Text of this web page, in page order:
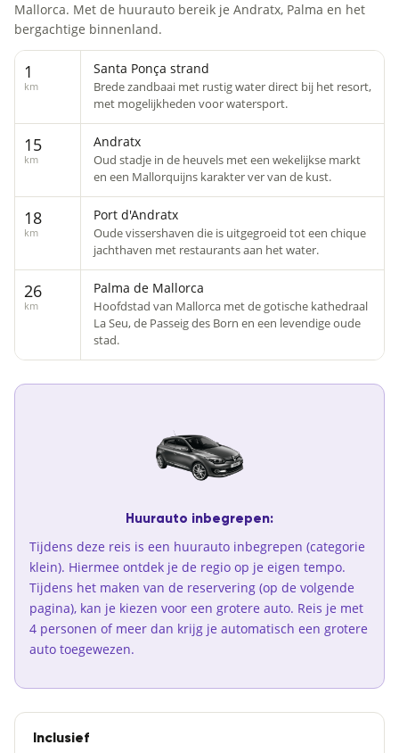
Mallorca. Met de huurauto bereik je Andratx, Palma en het
bergachtige binnenland.
1
km
Santa Ponça strand
Brede zandbaai met rustig water direct bij het resort,
met mogelijkheden voor watersport.
15
km
Andratx
Oud stadje in de heuvels met een wekelijkse markt
en een Mallorquijns karakter ver van de kust.
18
km
Port d'Andratx
Oude vissershaven die is uitgegroeid tot een chique
jachthaven met restaurants aan het water.
26
km
Palma de Mallorca
Hoofdstad van Mallorca met de gotische kathedraal
La Seu, de Passeig des Born en een levendige oude
stad.
Huurauto inbegrepen:
Tijdens deze reis is een huurauto inbegrepen (categorie
klein). Hiermee ontdek je de regio op je eigen tempo.
Tijdens het maken van de reservering (op de volgende
pagina), kan je kiezen voor een grotere auto. Reis je met
4 personen of meer dan krijg je automatisch een grotere
auto toegewezen.
Inclusief